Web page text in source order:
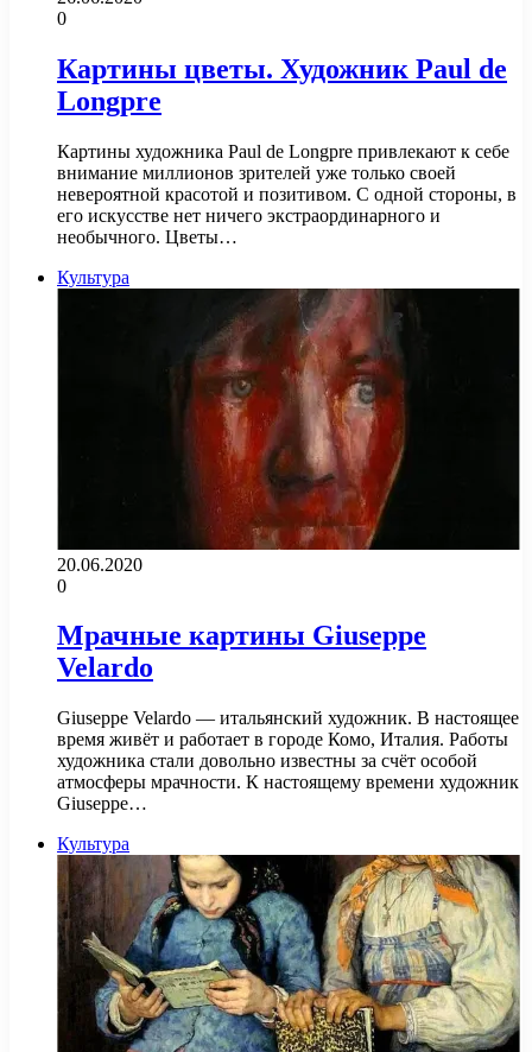
0
Картины цветы. Художник Paul de
Longpre
Картины художника Paul de Longpre привлекают к себе
внимание миллионов зрителей уже только своей
невероятной красотой и позитивом. С одной стороны, в
его искусстве нет ничего экстраординарного и
необычного. Цветы…
Культура
20.06.2020
0
Мрачные картины Giuseppe
Velardo
Giuseppe Velardo — итальянский художник. В настоящее
время живёт и работает в городе Комо, Италия. Работы
художника стали довольно известны за счёт особой
атмосферы мрачности. К настоящему времени художник
Giuseppe…
Культура